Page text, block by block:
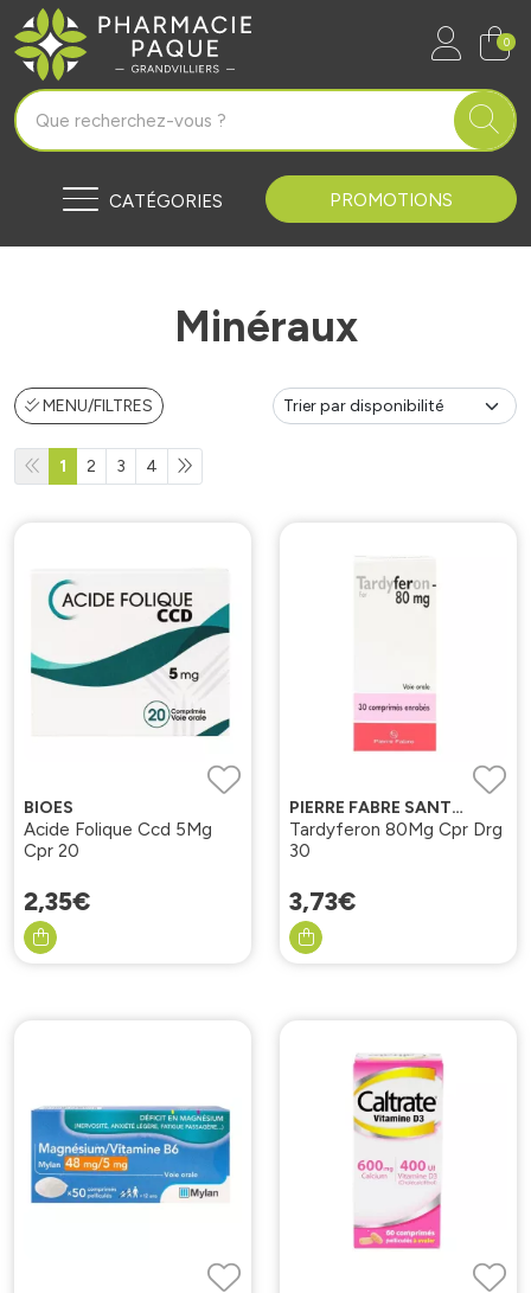
Pharmacie Paque Grandvilliers
0
CATÉGORIES PROMOTIONS
Minéraux
MENU/FILTRES
1 2 3 4
BIOES
Acide Folique Ccd 5Mg
Cpr 20
2,35€
PIERRE FABRE SANTE VIGNET
Tardyferon 80Mg Cpr Drg
30
3,73€